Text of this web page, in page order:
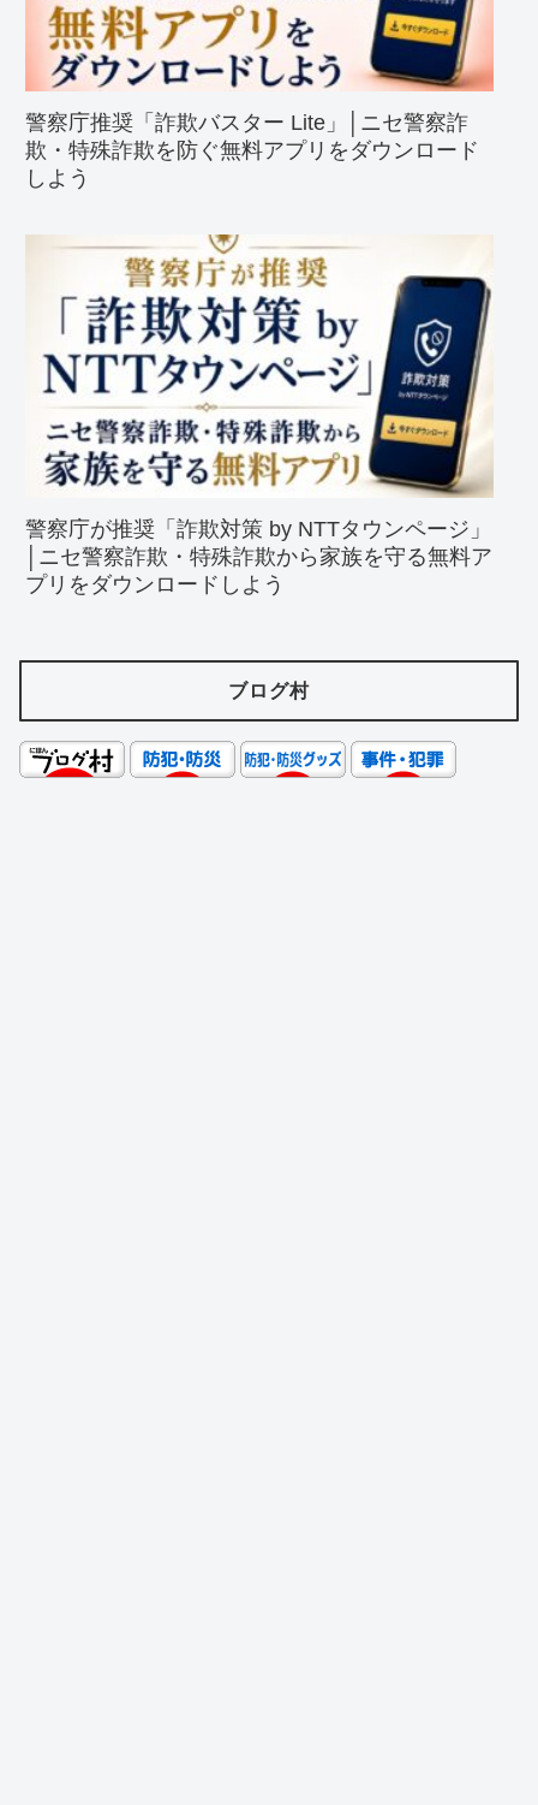
警察庁推奨「詐欺バスター Lite」│ニセ警察詐
欺・特殊詐欺を防ぐ無料アプリをダウンロード
しよう
警察庁が推奨「詐欺対策 by NTTタウンページ」
│ニセ警察詐欺・特殊詐欺から家族を守る無料ア
プリをダウンロードしよう
ブログ村